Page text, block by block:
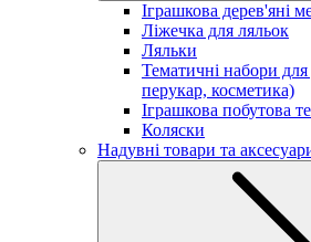
Іграшкова дерев'яні
Ліжечка для ляльок
Ляльки
Тематичні набори для
перукар, косметика)
Іграшкова побутова
Коляски
Надувні товари та